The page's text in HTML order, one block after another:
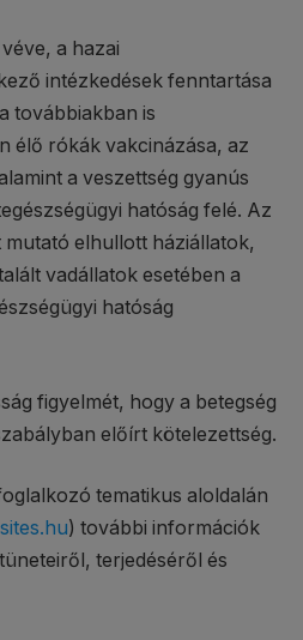
a hazai
intézkedések fenntartása
továbbiakban is
élő rókák vakcinázása, az
a veszettség gyanús
hatóság felé. Az
elhullott háziállatok,
vadállatok esetében a
hatóság
figyelmét, hogy a betegség
előírt kötelezettség.
tematikus aloldalán
) további információk
terjedéséről és